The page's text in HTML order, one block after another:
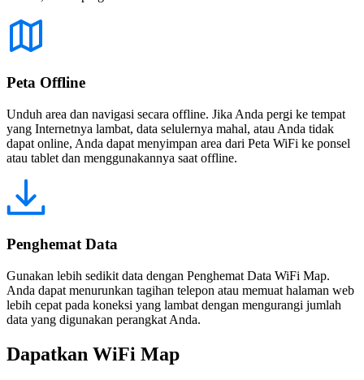
Peta Offline
Unduh area dan navigasi secara offline. Jika Anda pergi ke tempat
yang Internetnya lambat, data selulernya mahal, atau Anda tidak
dapat online, Anda dapat menyimpan area dari Peta WiFi ke ponsel
atau tablet dan menggunakannya saat offline.
Penghemat Data
Gunakan lebih sedikit data dengan Penghemat Data WiFi Map.
Anda dapat menurunkan tagihan telepon atau memuat halaman web
lebih cepat pada koneksi yang lambat dengan mengurangi jumlah
data yang digunakan perangkat Anda.
Dapatkan WiFi Map